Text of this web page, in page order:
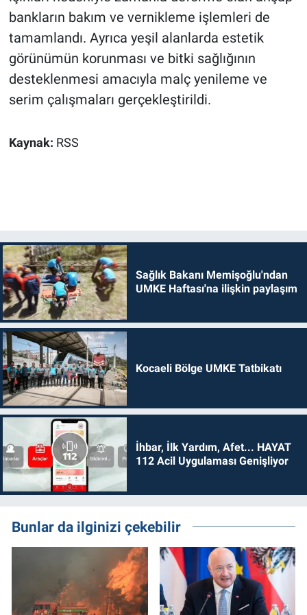
bankların bakım ve vernikleme işlemleri de
tamamlandı. Ayrıca yeşil alanlarda estetik
görünümün korunması ve bitki sağlığının
desteklenmesi amacıyla malç yenileme ve
serim çalışmaları gerçekleştirildi.
Kaynak: RSS
Sağlık Bakanı Memişoğlu'ndan
UMKE Haftası'na ilişkin paylaşım
Kocaeli Bölge UMKE Tatbikatı
İhbar, İlk Yardım, Afet... HAYAT
112 Acil Uygulaması Genişliyor
Bunlar da ilginizi çekebilir